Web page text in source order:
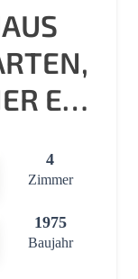
4
Zimmer
1975
Baujahr